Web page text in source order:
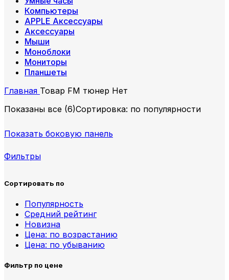
Компьютеры
APPLE Аксессуары
Аксессуары
Мыши
Моноблоки
Мониторы
Планшеты
Главная Товар FM тюнер Нет
Показаны все (6)Сортировка: по популярности
Показать боковую панель
Фильтры
Сортировать по
Популярность
Средний рейтинг
Новизна
Цена: по возрастанию
Цена: по убыванию
Фильтр по цене